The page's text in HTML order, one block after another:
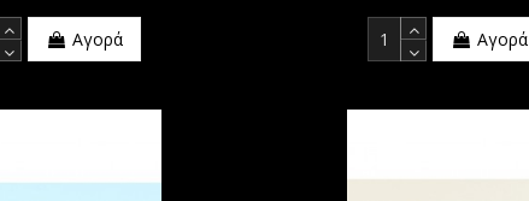
Αγορά Αγορά